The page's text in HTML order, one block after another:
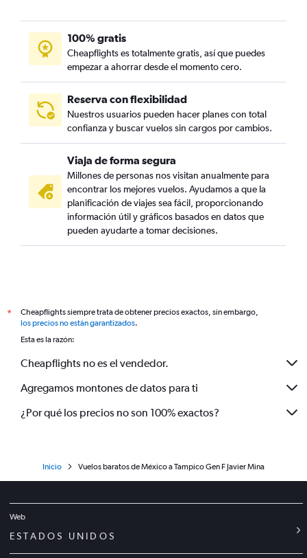
100% gratis
Cheapflights es totalmente gratis, así que puedes
empezar a ahorrar desde el momento cero.
Reserva con flexibilidad
Nuestros usuarios pueden hacer planes con total
confianza y buscar vuelos sin cargos por cambios.
Viaja de forma segura
Millones de personas nos visitan anualmente para
encontrar los mejores vuelos. Ayudamos a que la
planificación de viajes sea fácil, proporcionando
información útil y gráficos basados en datos que
pueden ayudarte a tomar decisiones.
*
Cheapflights siempre trata de obtener precios exactos, sin embargo,
los precios no están garantizados.
Esta es la razón:
Cheapflights no es el vendedor.
Agregamos montones de datos para ti
¿Por qué los precios no son 100% exactos?
Inicio Vuelos baratos de México a Tampico Gen F Javier Mina
Web
ESTADOS UNIDOS